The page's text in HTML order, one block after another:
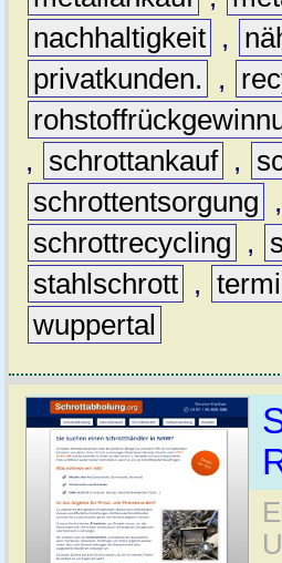
nachhaltigkeit ,
privatkunden.
,
,
schrottankauf ,
schrottentsorgung
,
schrottrecycling
,
stahlschrott ,
wuppertal